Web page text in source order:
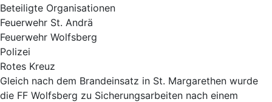
Beteiligte Organisationen
Feuerwehr St. Andrä
Feuerwehr Wolfsberg
Polizei
Rotes Kreuz
Gleich nach dem Brandeinsatz in St. Margarethen wurde
die FF Wolfsberg zu Sicherungsarbeiten nach einem